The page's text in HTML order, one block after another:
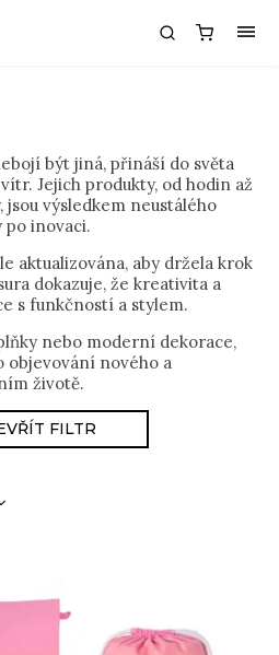
být jiná, přináší do světa
Jejich produkty, od hodin až
výsledkem neustálého
po inovaci.
aktualizována, aby držela krok
dokazuje, že kreativita a
s funkčností a stylem.
nebo moderní dekorace,
objevování nového a
životě.
FILTR